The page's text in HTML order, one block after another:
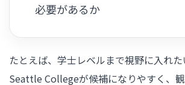
必要があるか
たとえば、学士レベルまで視野に入れ
Seattle Collegeが候補になりやすく、